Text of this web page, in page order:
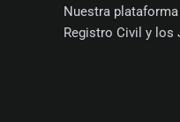
Nuestra
Registro Civil y los